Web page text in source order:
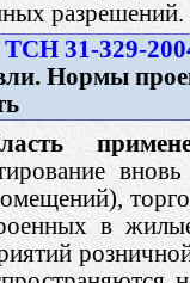
разрешений.
ТСН 31-329-
Нормы
в